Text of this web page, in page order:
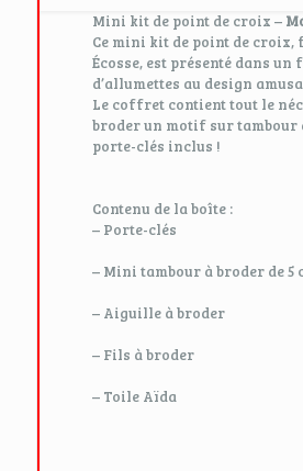
Mini kit de point de croix –
Ce mini kit de point de croix,
Écosse, est présenté dans
d’allumettes au design
Le coffret contient tout le
broder un motif sur tambour
porte-clés inclus !
Contenu de la boîte :
– Porte-clés
– Mini tambour à broder de 5
– Aiguille à broder
– Fils à broder
– Toile Aïda